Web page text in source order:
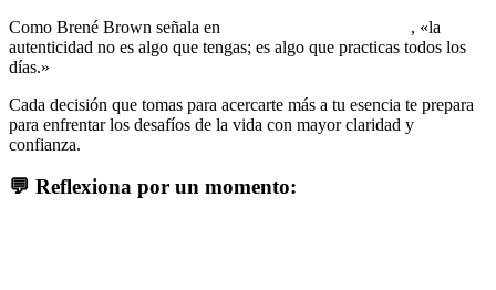
Como Brené Brown señala en
, «la
autenticidad no es algo que tengas; es algo que practicas todos los
días.»
Cada decisión que tomas para acercarte más a tu esencia te prepara
para enfrentar los desafíos de la vida con mayor claridad y
confianza.
💬 Reflexiona por un momento: